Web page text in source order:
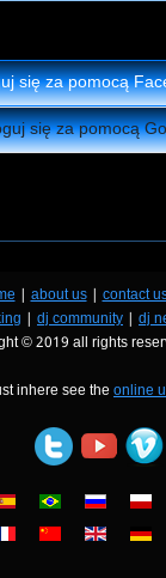
się za pomocą
się za pomocą
|about us|contact
| dj community | dj
© 2019 all rights
inhere see the online